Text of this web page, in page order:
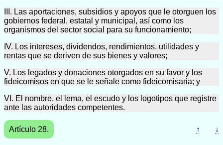
III. Las aportaciones, subsidios y apoyos que le otorguen los
gobiernos federal, estatal y municipal, así como los
organismos del sector social para su funcionamiento;
IV. Los intereses, dividendos, rendimientos, utilidades y
rentas que se deriven de sus bienes y valores;
V. Los legados y donaciones otorgados en su favor y los
fideicomisos en que se le señale como fideicomisaria; y
VI. El nombre, el lema, el escudo y los logotipos que registre
ante las autoridades competentes.
Artículo 28. ↑ ↓